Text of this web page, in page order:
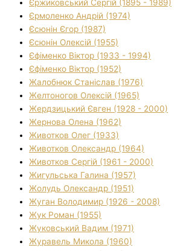
Єржиковський Сергій (1895 - 1989)
Єрмоленко Андрій (1974)
Єсюнін Єгор (1987)
Єсюнін Олексій (1955)
Єфіменко Віктор (1933 - 1994)
Єфіменко Віктор (1952)
Жалобнюк Станіслав (1976)
Желтоногов Олексій (1965)
Жердзицький Євген (1928 - 2000)
Жернова Олена (1962)
Животков Олег (1933)
Животков Олександр (1964)
Животков Сергій (1961 - 2000)
Жигульська Галина (1957)
Жолудь Олександр (1951)
Жуган Володимир (1926 - 2008)
Жук Роман (1955)
Жуковський Вадим (1971)
Журавель Микола (1960)